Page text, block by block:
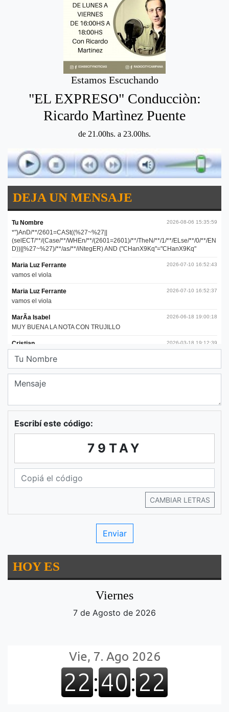
Estamos Escuchando
"EL EXPRESO" Conducciòn:
Ricardo Martìnez Puente
de 21.00hs. a 23.00hs.
DEJA UN MENSAJE
Escribí este código:
79TAY
CAMBIAR LETRAS
HOY ES
Viernes
7 de Agosto de 2026